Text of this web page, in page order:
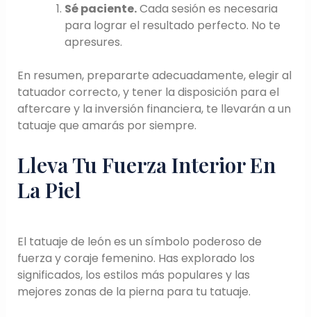
Sé paciente.Cada sesión es necesaria
para lograr el resultado perfecto. No te
apresures.
En resumen, prepararte adecuadamente, elegir al
tatuador correcto, y tener la disposición para el
aftercare y la inversión financiera, te llevarán a un
tatuaje que amarás por siempre.
Lleva Tu Fuerza Interior En
La Piel
El tatuaje de león es un símbolo poderoso de
fuerza y coraje femenino. Has explorado los
significados, los estilos más populares y las
mejores zonas de la pierna para tu tatuaje.